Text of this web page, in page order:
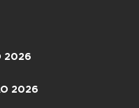
2026
2026